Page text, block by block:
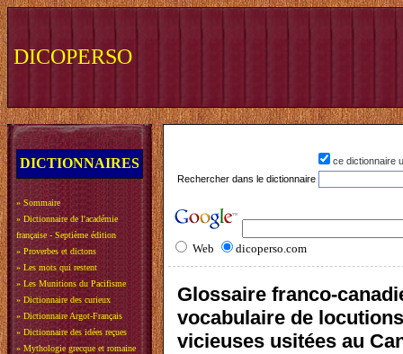
DICOPERSO
DICTIONNAIRES
» Sommaire
» Dictionnaire de l'académie
française - Septième édition
» Proverbes et dictons
» Les mots qui restent
» Les Munitions du Pacifisme
» Dictionnaire des curieux
» Dictionnaire Argot-Français
» Dictionnaire des idées reçues
» Mythologie grecque et romaine
ce dictionnaire
Rechercher dans le dictionnaire
Web dicoperso.com
Glossaire franco-
vocabulaire de locutions
vicieuses usitées au